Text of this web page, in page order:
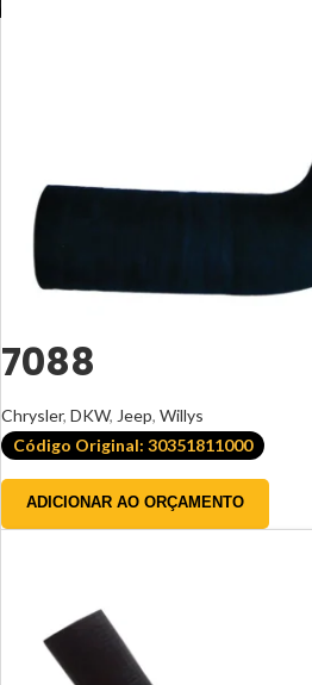
Mitsubishi
Peugeot
Renault
Toyota
Willys
7088
Chrysler, DKW, Jeep, Willys
Código Original: 30351811000
ADICIONAR AO ORÇAMENTO